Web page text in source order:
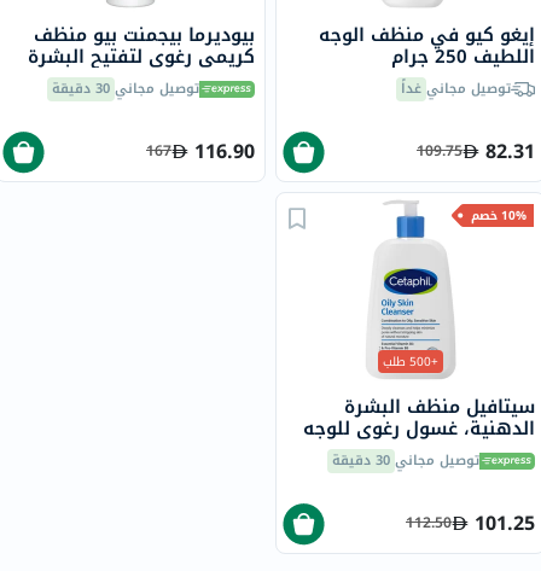
إيغو كيو في منظف الوجه
اللطيف 250 جرام
توصيل مجانيغداً
82.31
109.75
بيوديرما بيجمنت بيو منظف ​​
كريمي رغوي لتفتيح البشرة
وتقشيرها 500 ملتوصيل مجاني30 دقيقة
116.90
167
10% خصم
+500 طلب
سيتافيل منظف ​​البشرة
الدهنية، غسول رغوي للوجه
والجسم للرجال والنساء
للبشرة المختلطة إلى الدهنية
مل
توصيل مجاني30 دقيقة
101.25
112.50